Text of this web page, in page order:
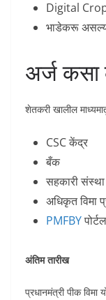
Digital
भाडेकरू
अर्ज कसा
शेतकरी खालील
CSC केंद्र
बँक
सहकारी संस्था
अधिकृत विमा
PMFBYपोर्टल
अंतिम तारीख
प्रधानमंत्री पीक